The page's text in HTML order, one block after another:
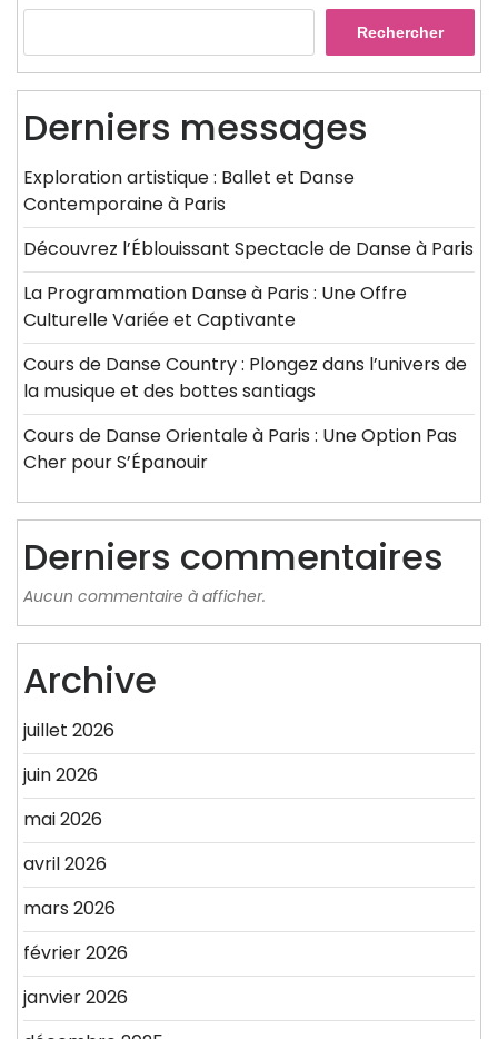
Rechercher
Derniers messages
Exploration artistique : Ballet et Danse
Contemporaine à Paris
Découvrez l’Éblouissant Spectacle de Danse à Paris
La Programmation Danse à Paris : Une Offre
Culturelle Variée et Captivante
Cours de Danse Country : Plongez dans l’univers de
la musique et des bottes santiags
Cours de Danse Orientale à Paris : Une Option Pas
Cher pour S’Épanouir
Derniers commentaires
Aucun commentaire à afficher.
Archive
juillet 2026
juin 2026
mai 2026
avril 2026
mars 2026
février 2026
janvier 2026